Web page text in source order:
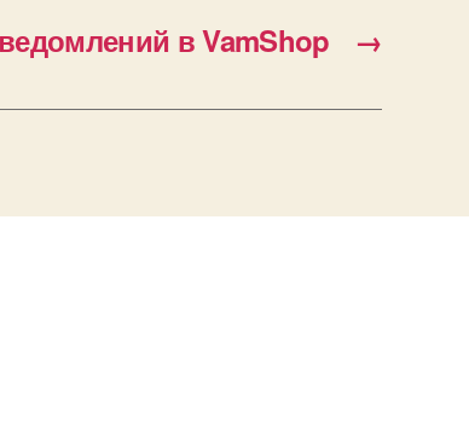
→
в VamShop